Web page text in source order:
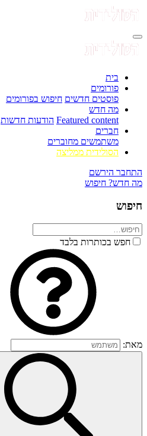
בית
פורומים
פוסטים חדשים חיפוש בפורומים
מה חדש
Featured content הודעות חדשות
חברים
משתמשים מחוברים
הסולידית ממליצה
התחבר הירשם
מה חדש? חיפוש
חיפוש
חפש בכותרות בלבד
מאת: